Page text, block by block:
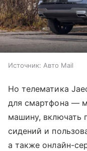
Источник: Авто Mail
Но телематика
для смартфона —
машину, включать
сидений и
а также онлайн-